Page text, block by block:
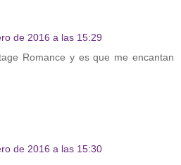
de 2016 a las 15:29
Romance y es que me encantan
de 2016 a las 15:30